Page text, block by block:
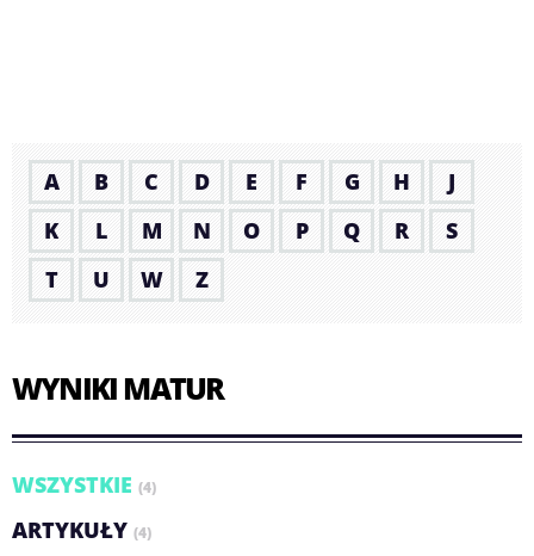
A B C D E F G H
J
K
L M N O P Q R
S
T
U W Z
WYNIKI MATUR
WSZYSTKIE (4)
ARTYKUŁY (4)